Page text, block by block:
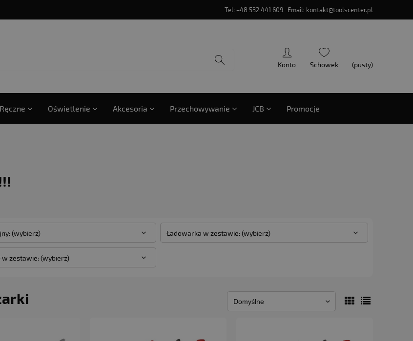
Tel: +48 532 441 609 Email: kontakt@toolscenter.pl
(pusty)
Ręczne Oświetlenie Akcesoria Przechowywanie JCB Promocje
(wybierz) Ładowarka w zestawie: (wybierz)
w zestawie: (wybierz)